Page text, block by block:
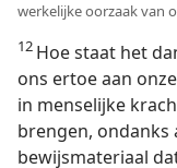
werkelijke oorzaak van
12 Hoe staat het
ons ertoe aan
in menselijke
brengen, ondanks
bewijsmateriaal